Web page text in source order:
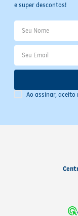
e super descontos!
Ao assinar, aceito